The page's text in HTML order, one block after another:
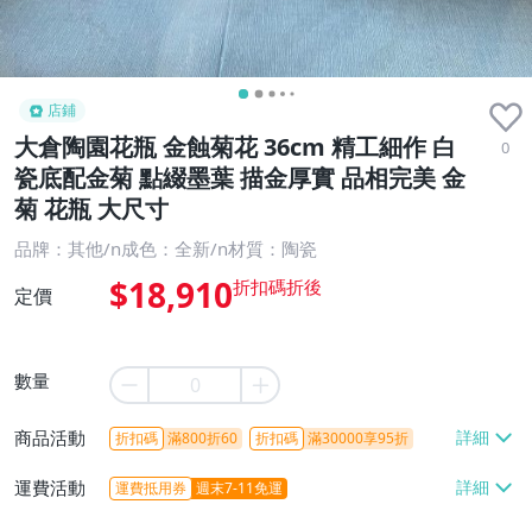
店鋪
大倉陶園花瓶 金蝕菊花 36cm 精工細作 白
瓷底配金菊 點綴墨葉 描金厚實 品相完美 金
菊 花瓶 大尺寸
0
品牌：其他/n成色：全新/n材質：陶瓷
定價 $18,910
數量
商品活動 折扣碼 滿800折60 折扣碼 滿30000享95折
運費活動 運費抵用券 週末7-11免運